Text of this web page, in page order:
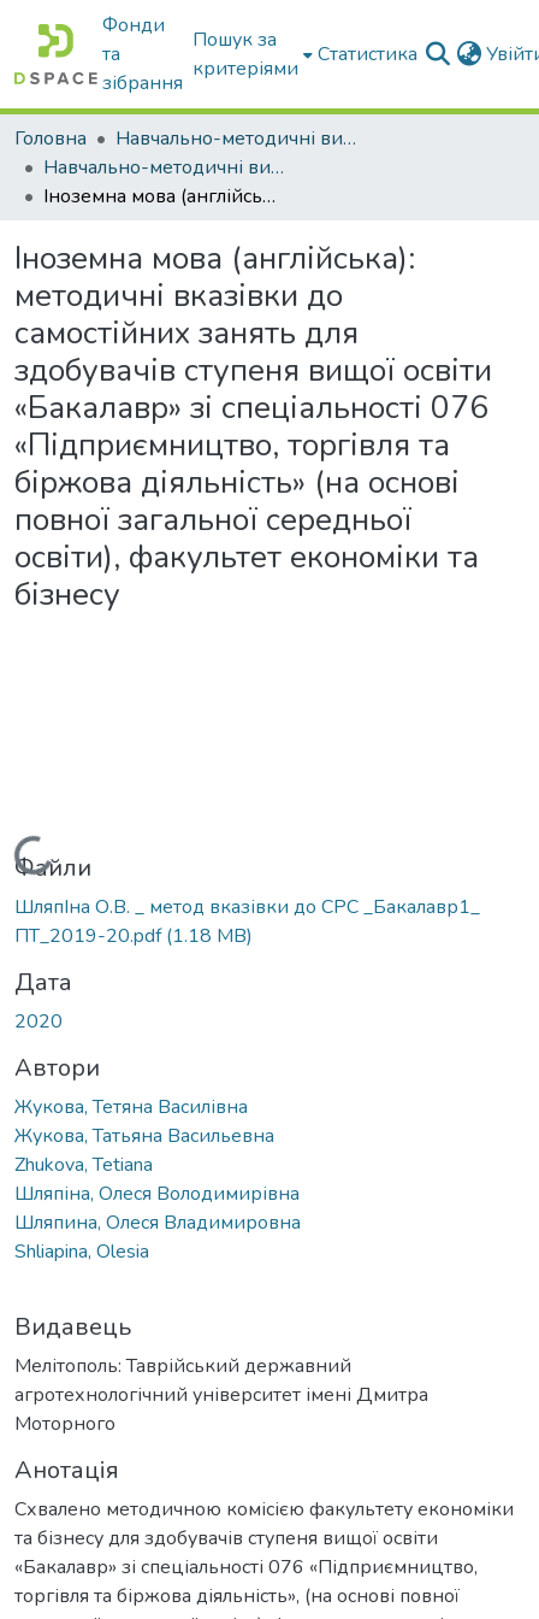
Фонди
та
зібрання
Пошук за
критеріями
Статистика
Головна
Навчально-методичні видання
Навчально-методичні видання
Іноземна мова (англійська): методичні вказівки до самостійних занять для здобувачів ступеня вищої освіти «Бакалавр» зі спеціальності 076 «Підприємництво, торгівля та біржова діяльність» (на основі повної загальної середньої освіти), факультет економіки та бізнесу
Іноземна мова (англійська):
методичні вказівки до
самостійних занять для
здобувачів ступеня вищої освіти
«Бакалавр» зі спеціальності 076
«Підприємництво, торгівля та
біржова діяльність» (на основі
повної загальної середньої
освіти), факультет економіки та
бізнесу
Вантажиться...
Файли
ШляпІна О.В. _ метод вказівки до СРС _Бакалавр1_
ПТ_2019-20.pdf(1.18 MB)
Дата
2020
Автори
Жукова, Тетяна Василівна
Жукова, Татьяна Васильевна
Zhukova, Tetiana
Шляпіна, Олеся Володимирівна
Шляпина, Олеся Владимировна
Shliapina, Olesia
Видавець
Мелітополь: Таврійський державний
агротехнологічний університет імені Дмитра
Моторного
Анотація
Схвалено методичною комісією факультету економіки
та бізнесу для здобувачів ступеня вищої освіти
«Бакалавр» зі спеціальності 076 «Підприємництво,
торгівля та біржова діяльність», (на основі повної